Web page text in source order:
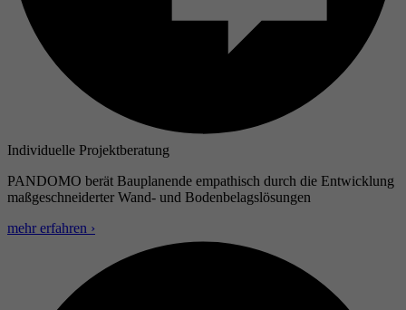
Individuelle Projektberatung
PANDOMO berät Bauplanende empathisch durch die Entwicklung
maßgeschneiderter Wand- und Bodenbelagslösungen
mehr erfahren ›